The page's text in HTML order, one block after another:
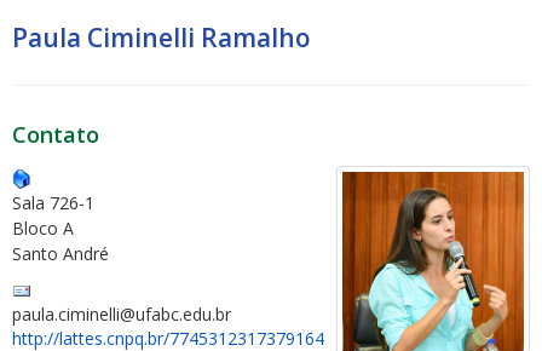
Paula Ciminelli Ramalho
Contato
Sala 726-1
Bloco A
Santo André
paula.ciminelli@ufabc.edu.br
http://lattes.cnpq.br/7745312317379164